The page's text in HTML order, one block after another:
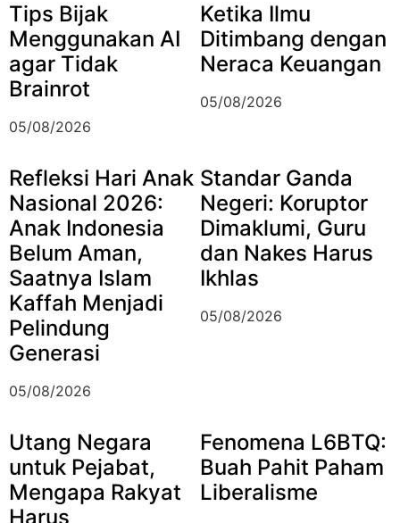
Tips Bijak
Menggunakan AI
agar Tidak
Brainrot
05/08/2026
Ketika Ilmu
Ditimbang dengan
Neraca Keuangan
05/08/2026
Refleksi Hari Anak
Nasional 2026:
Anak Indonesia
Belum Aman,
Saatnya Islam
Kaffah Menjadi
Pelindung
Generasi
05/08/2026
Standar Ganda
Negeri: Koruptor
Dimaklumi, Guru
dan Nakes Harus
Ikhlas
05/08/2026
Utang Negara
untuk Pejabat,
Mengapa Rakyat
Harus
Fenomena L6BTQ:
Buah Pahit Paham
Liberalisme